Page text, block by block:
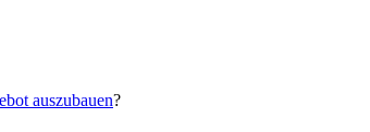
auszubauen?